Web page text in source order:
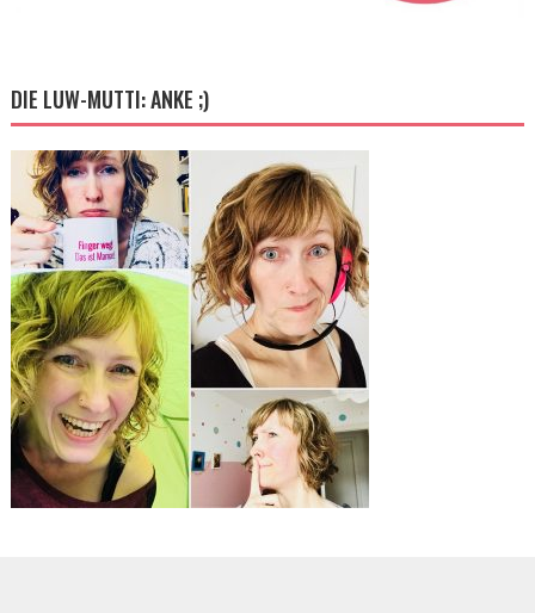
DIE LUW-MUTTI: ANKE ;)